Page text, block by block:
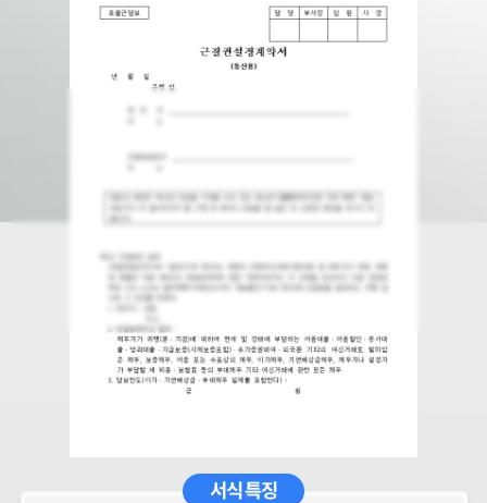
서식 특징